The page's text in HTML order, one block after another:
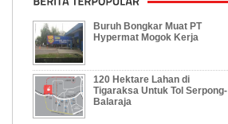
Buruh Bongkar Muat PT
Hypermat Mogok Kerja
120 Hektare Lahan di
Tigaraksa Untuk Tol Serpong-
Balaraja